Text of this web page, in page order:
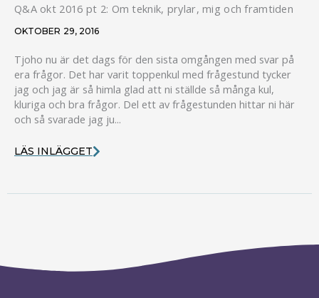
Q&A okt 2016 pt 2: Om teknik, prylar, mig och framtiden
OKTOBER 29, 2016
Tjoho nu är det dags för den sista omgången med svar på
era frågor. Det har varit toppenkul med frågestund tycker
jag och jag är så himla glad att ni ställde så många kul,
kluriga och bra frågor. Del ett av frågestunden hittar ni här
och så svarade jag ju...
LÄS INLÄGGET